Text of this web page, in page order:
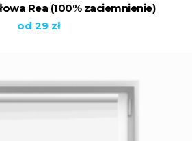
Rea (100% zaciemnienie)
od 29 zł